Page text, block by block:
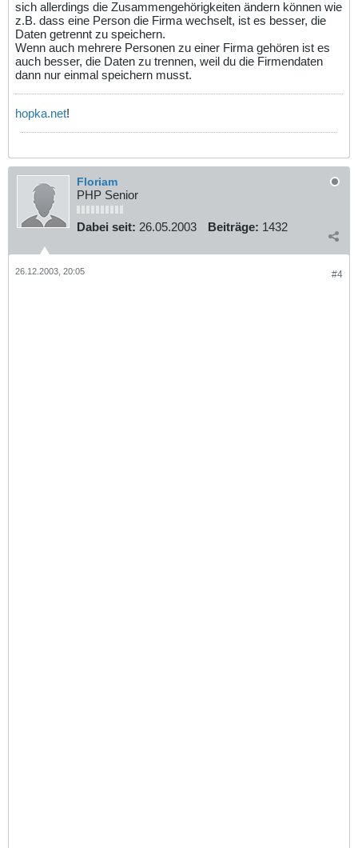
sich allerdings die Zusammengehörigkeiten ändern können wie
z.B. dass eine Person die Firma wechselt, ist es besser, die
Daten getrennt zu speichern.
Wenn auch mehrere Personen zu einer Firma gehören ist es
auch besser, die Daten zu trennen, weil du die Firmendaten
dann nur einmal speichern musst.
hopka.net!
Floriam
PHP Senior
Dabei seit: 26.05.2003 Beiträge: 1432
#4
26.12.2003, 20:05